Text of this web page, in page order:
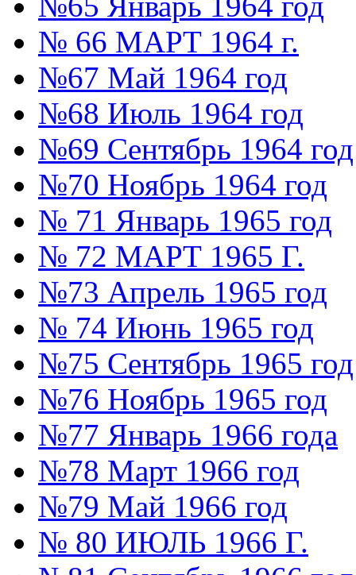
№ 66 МАРТ 1964 г.
№67 Май 1964 год
№68 Июль 1964 год
№69 Сентябрь 1964 год
№70 Ноябрь 1964 год
№ 71 Январь 1965 год
№ 72 МАРТ 1965 Г.
№73 Апрель 1965 год
№ 74 Июнь 1965 год
№75 Сентябрь 1965 год
№76 Ноябрь 1965 год
№77 Январь 1966 года
№78 Март 1966 год
№79 Май 1966 год
№ 80 ИЮЛЬ 1966 Г.